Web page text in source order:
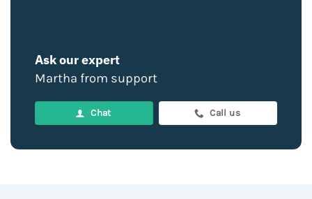
Ask our expert
Martha from support
Chat Call us